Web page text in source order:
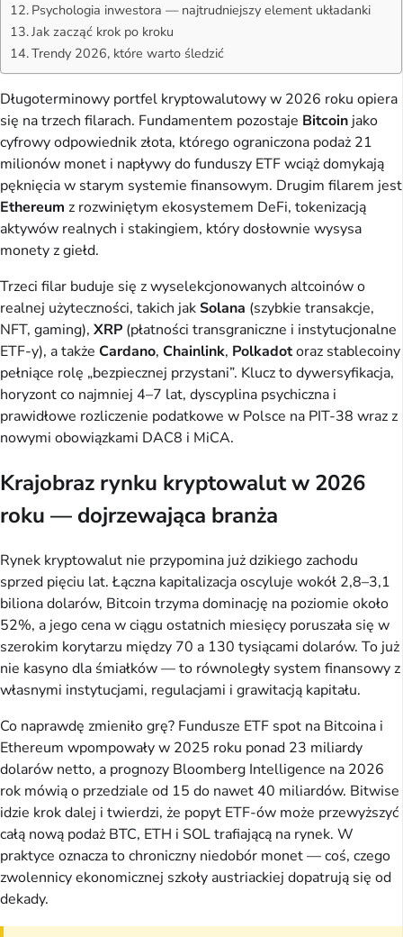
Psychologia inwestora — najtrudniejszy element układanki
Jak zacząć krok po kroku
Trendy 2026, które warto śledzić
Długoterminowy portfel kryptowalutowy w 2026 roku opiera
się na trzech filarach. Fundamentem pozostaje Bitcoin jako
cyfrowy odpowiednik złota, którego ograniczona podaż 21
milionów monet i napływy do funduszy ETF wciąż domykają
pęknięcia w starym systemie finansowym. Drugim filarem jest
Ethereum z rozwiniętym ekosystemem DeFi, tokenizacją
aktywów realnych i stakingiem, który dosłownie wysysa
monety z giełd.
Trzeci filar buduje się z wyselekcjonowanych altcoinów o
realnej użyteczności, takich jakSolana (szybkie transakcje,
NFT, gaming), XRP (płatności transgraniczne i instytucjonalne
ETF-y), a także Cardano, Chainlink, Polkadotoraz stablecoiny
pełniące rolę „bezpiecznej przystani”. Klucz to dywersyfikacja,
horyzont co najmniej 4–7 lat, dyscyplina psychiczna i
prawidłowe rozliczenie podatkowe w Polsce na PIT-38 wraz z
nowymi obowiązkami DAC8 i MiCA.
Krajobraz rynku kryptowalut w 2026
roku — dojrzewająca branża
Rynek kryptowalut nie przypomina już dzikiego zachodu
sprzed pięciu lat. Łączna kapitalizacja oscyluje wokół 2,8–3,1
biliona dolarów, Bitcoin trzyma dominację na poziomie około
52%, a jego cena w ciągu ostatnich miesięcy poruszała się w
szerokim korytarzu między 70 a 130 tysiącami dolarów. To już
nie kasyno dla śmiałków — to równoległy system finansowy z
własnymi instytucjami, regulacjami i grawitacją kapitału.
Co naprawdę zmieniło grę? Fundusze ETF spot na Bitcoina i
Ethereum wpompowały w 2025 roku ponad 23 miliardy
dolarów netto, a prognozy Bloomberg Intelligence na 2026
rok mówią o przedziale od 15 do nawet 40 miliardów. Bitwise
idzie krok dalej i twierdzi, że popyt ETF-ów może przewyższyć
całą nową podaż BTC, ETH i SOL trafiającą na rynek. W
praktyce oznacza to chroniczny niedobór monet — coś, czego
zwolennicy ekonomicznej szkoły austriackiej dopatrują się od
dekady.